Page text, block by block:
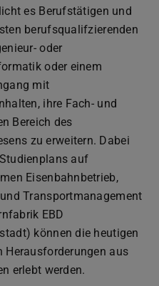
es Berufstätigen und
berufsqualifzierenden
oder
oder einem
mit
ihre Fach- und
Bereich des
zu erweitern. Dabei
auf
Eisenbahnbetrieb,
Transportmanagement
EBD
können die heutigen
aus
erlebt werden.